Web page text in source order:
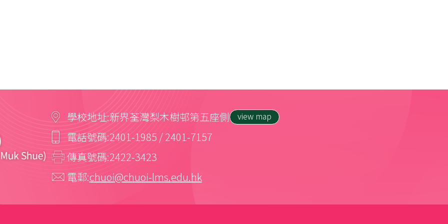
學校地址:新界荃灣梨木樹邨第五座側 view map
電話號碼:2401-1985 / 2401-7157
傳真號碼:2422-3423
電郵:chuoi@chuoi-lms.edu.hk